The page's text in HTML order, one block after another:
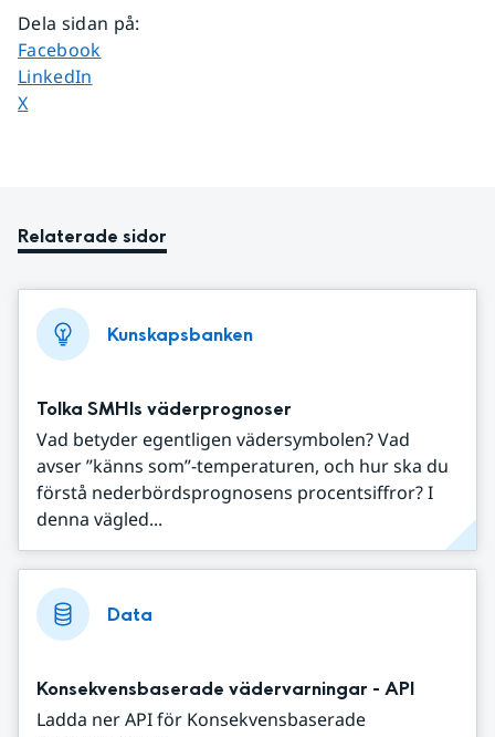
Dela sidan på:
Dela sidan på
Facebook
Dela sidan på
LinkedIn
Dela sidan på
X
Relaterade sidor
Kunskapsbanken
Tolka SMHIs väderprognoser
Vad betyder egentligen vädersymbolen? Vad
avser ”känns som”-temperaturen, och hur ska du
förstå nederbördsprognosens procentsiffror? I
denna vägled...
Data
Konsekvensbaserade vädervarningar - API
Ladda ner API för Konsekvensbaserade